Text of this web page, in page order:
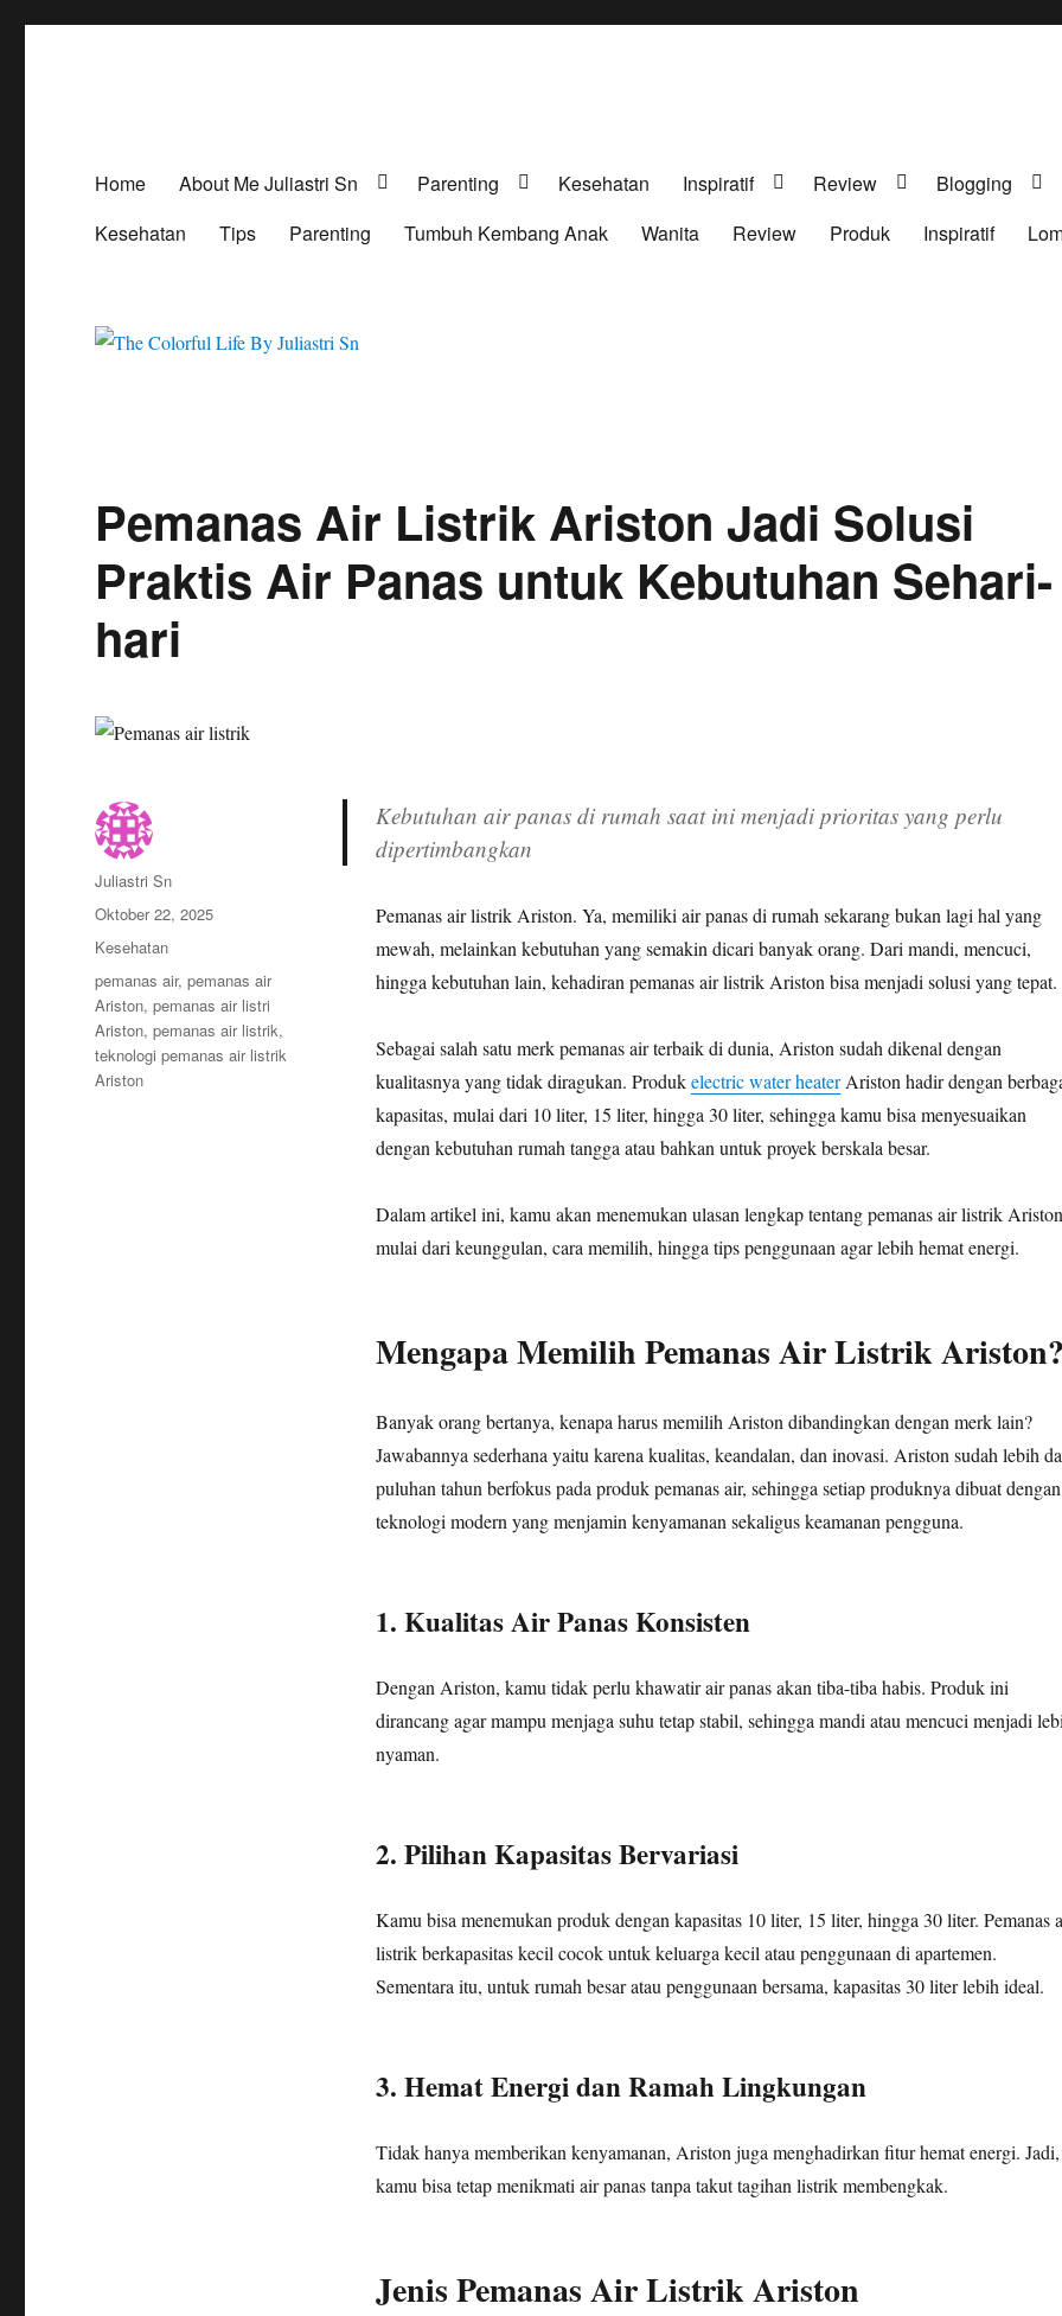
Home About Me Juliastri Sn Parenting Kesehatan Inspiratif Review Blogging
Kesehatan
Tips Parenting Tumbuh Kembang Anak Wanita Review Produk Inspiratif
Pemanas Air Listrik Ariston Jadi Solusi
Praktis Air Panas untuk Kebutuhan Sehari-
hari
Kebutuhan air panas di rumah saat ini menjadi prioritas yang perlu
dipertimbangkan
Pemanas air listrik Ariston. Ya, memiliki air panas di rumah sekarang bukan lagi hal yang
mewah, melainkan kebutuhan yang semakin dicari banyak orang. Dari mandi, mencuci,
hingga kebutuhan lain, kehadiran pemanas air listrik Ariston bisa menjadi solusi yang tepat.
Sebagai salah satu merk pemanas air terbaik di dunia, Ariston sudah dikenal dengan
kualitasnya yang tidak diragukan. Produkelectric water heaterAriston hadir dengan
kapasitas, mulai dari 10 liter, 15 liter, hingga 30 liter, sehingga kamu bisa menyesuaikan
dengan kebutuhan rumah tangga atau bahkan untuk proyek berskala besar.
Dalam artikel ini, kamu akan menemukan ulasan lengkap tentang pemanas air listrik
mulai dari keunggulan, cara memilih, hingga tips penggunaan agar lebih hemat energi.
Mengapa Memilih Pemanas Air Listrik Ariston?
Banyak orang bertanya, kenapa harus memilih Ariston dibandingkan dengan merk lain?
Jawabannya sederhana yaitu karena kualitas, keandalan, dan inovasi. Ariston sudah lebih
puluhan tahun berfokus pada produk pemanas air, sehingga setiap produknya dibuat dengan
teknologi modern yang menjamin kenyamanan sekaligus keamanan pengguna.
1. Kualitas Air Panas Konsisten
Dengan Ariston, kamu tidak perlu khawatir air panas akan tiba-tiba habis. Produk ini
dirancang agar mampu menjaga suhu tetap stabil, sehingga mandi atau mencuci menjadi
nyaman.
2. Pilihan Kapasitas Bervariasi
Kamu bisa menemukan produk dengan kapasitas 10 liter, 15 liter, hingga 30 liter. Pemanas
listrik berkapasitas kecil cocok untuk keluarga kecil atau penggunaan di apartemen.
Sementara itu, untuk rumah besar atau penggunaan bersama, kapasitas 30 liter lebih ideal.
3. Hemat Energi dan Ramah Lingkungan
Tidak hanya memberikan kenyamanan, Ariston juga menghadirkan fitur hemat energi. Jadi,
kamu bisa tetap menikmati air panas tanpa takut tagihan listrik membengkak.
Jenis Pemanas Air Listrik Ariston
Author
Juliastri Sn
Posted
on
Oktober 22, 2025
Categories
Kesehatan
Tags
pemanas air,pemanas air
Ariston,pemanas air listri
Ariston,pemanas air listrik,
teknologi pemanas air listrik
Ariston